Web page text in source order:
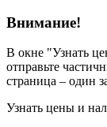
Внимание!
В окне "Узнать
отправьте
страница – один
Узнать цены и